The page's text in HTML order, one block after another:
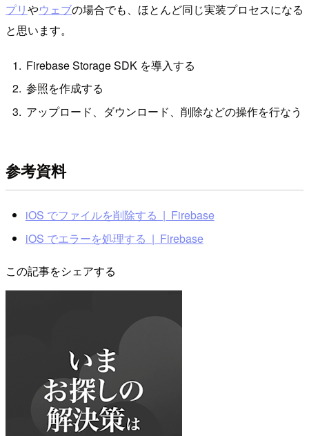
プリやウェブの場合でも、ほとんど同じ実装プロセスになる
と思います。
Firebase Storage SDK を導入する
参照を作成する
アップロード、ダウンロード、削除などの操作を行なう
参考資料
iOS でファイルを削除する | Firebase
iOS でエラーを処理する | Firebase
この記事をシェアする